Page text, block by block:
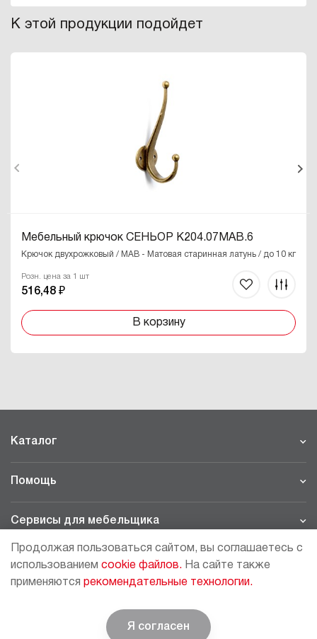
К этой продукции подойдет
Мебельный крючок СЕНЬОР K204.07MAB.6
Крючок двухрожковый / MAB - Матовая старинная латунь / до 10 кг
Розн. цена за 1 шт
516,48 ₽
В корзину
Каталог
Помощь
Сервисы для мебельщика
© BOYARD | Решение для мебели
МОСКВА - ШОУРУМ/СКЛАД
Продолжая пользоваться сайтом, вы соглашаетесь с
использованием cookie файлов. На сайте также
применяются рекомендательные технологии.
Я согласен